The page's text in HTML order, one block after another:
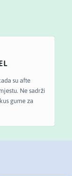
su afte
Ne sadrži
gume za